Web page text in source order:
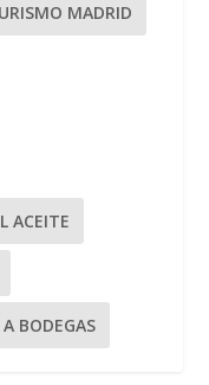
MADRID
ACEITE
BODEGAS